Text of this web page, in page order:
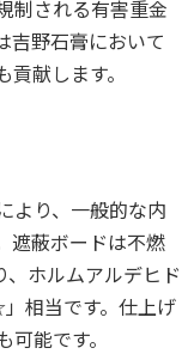
制される有害重金
吉野石膏において
献します。
より、一般的な内
遮蔽ボードは不燃
ホルムアルデヒド
相当です。仕上げ
能です。